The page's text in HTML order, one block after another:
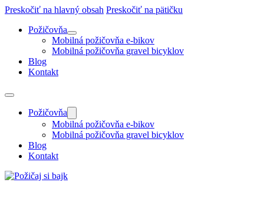
Preskočiť na hlavný obsah Preskočiť na pätičku
Požičovňa
Mobilná požičovňa e-bikov
Mobilná požičovňa gravel bicyklov
Blog
Kontakt
Požičovňa
Mobilná požičovňa e-bikov
Mobilná požičovňa gravel bicyklov
Blog
Kontakt